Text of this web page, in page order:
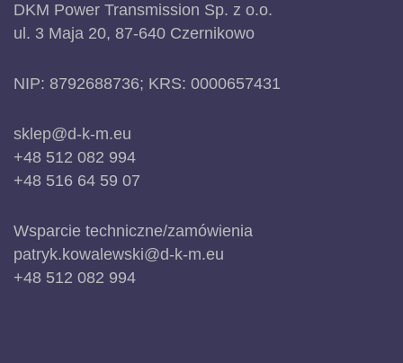
DKM Power Transmission Sp. z o.o.
ul. 3 Maja 20, 87-640 Czernikowo
NIP: 8792688736; KRS: 0000657431
sklep@d-k-m.eu
+48 512 082 994
+48 516 64 59 07
Wsparcie techniczne/zamówienia
patryk.kowalewski@d-k-m.eu
+48 512 082 994